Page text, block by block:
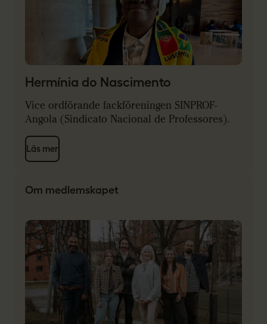
Hermínia do Nascimento
Vice ordförande fackföreningen SINPROF-
Angola (Sindicato Nacional de Professores).
Läs mer
Om medlemskapet